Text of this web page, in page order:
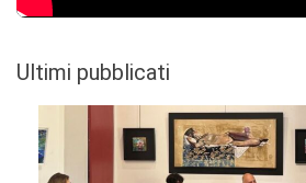
Ultimi pubblicati